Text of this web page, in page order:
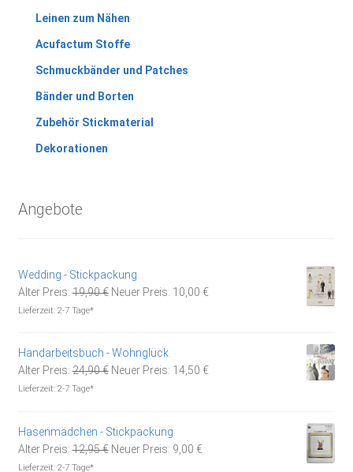
Leinen zum Nähen
Acufactum Stoffe
Schmuckbänder und Patches
Bänder und Borten
Zubehör Stickmaterial
Dekorationen
Angebote
Wedding - Stickpackung
Alter Preis: 19,90€ Ursprünglicher
Neuer Preis: 10,00 €Aktueller
Lieferzeit: 2-7 Tage*
Handarbeitsbuch - Wohnglück
Alter Preis: 24,90€ Ursprünglicher
Neuer Preis: 14,50 €Aktueller
Lieferzeit: 2-7 Tage*
Hasenmädchen - Stickpackung
Alter Preis: 12,95€ Ursprünglicher
Neuer Preis: 9,00 €Aktueller
Lieferzeit: 2-7 Tage*